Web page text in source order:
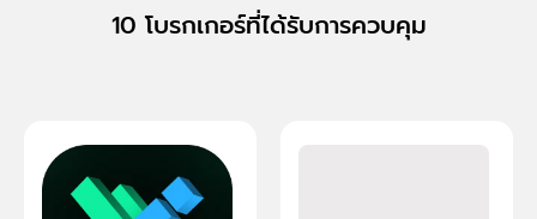
10 โบรกเกอร์ที่ได้รับการควบคุม